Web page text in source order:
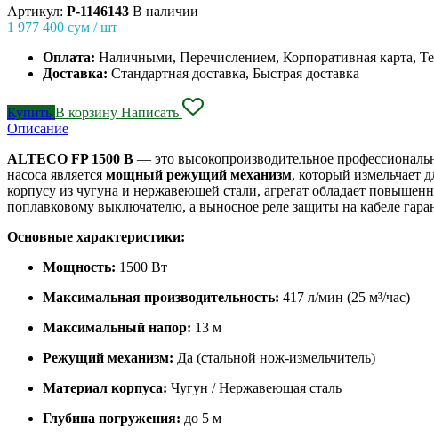
Артикул: P-1146143 В наличии
1 977 400 сум / шт
Оплата: Наличными, Перечислением, Корпоративная карта,
Доставка: Стандартная доставка, Быстрая доставка
Купить В корзину Написать
Описание
ALTECO FP 1500 B — это высокопроизводительное
насоса является мощный режущий механизм, который измельчает
корпусу из чугуна и нержавеющей стали, агрегат обладает
поплавковому выключателю, а выносное реле защиты на кабеле
Основные характеристики:
Мощность: 1500 Вт
Максимальная производительность: 417 л/мин (25 м³/час)
Максимальный напор: 13 м
Режущий механизм: Да (стальной нож-измельчитель)
Материал корпуса: Чугун / Нержавеющая сталь
Глубина погружения: до 5 м